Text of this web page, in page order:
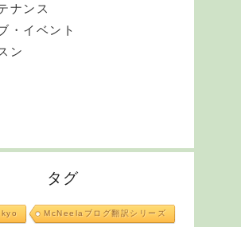
ナンス
・イベント
ン
タグ
McNeelaブログ翻訳シリーズ